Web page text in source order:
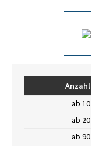
Anzahl
ab 10
ab 20
ab 90